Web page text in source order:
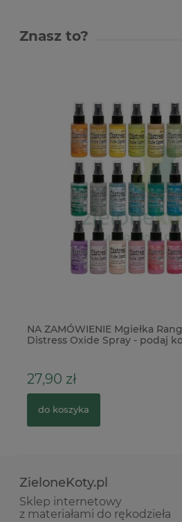
Znasz to?
NA ZAMÓWIENIE Mgiełka
Distress Oxide Spray - podaj
27,90 zł
do koszyka
ZieloneKoty.pl
Sklep internetowy
z materiałami do rękodzieła